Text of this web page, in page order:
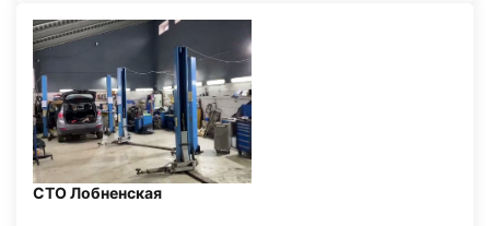
СТО Лобненская